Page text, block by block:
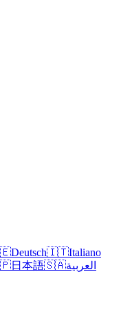
Deutsch🇮🇹Italiano
日本語🇸🇦العربية